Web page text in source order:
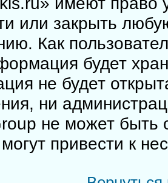
или закрыть
Как
будет
не будет
ни
не может быть
привести к